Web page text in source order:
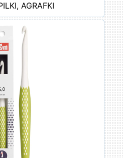
AGRAFKI